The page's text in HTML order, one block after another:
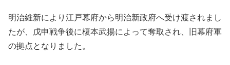
明治維新により江戸幕府から明治新政府へ受け渡されまし
たが、戊申戦争後に榎本武揚によって奪取され、旧幕府軍
の拠点となりました。